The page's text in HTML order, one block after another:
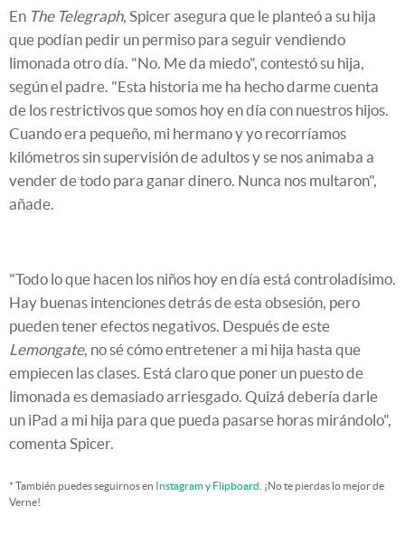
En The Telegraph, Spicer asegura que le planteó a su hija
que podían pedir un permiso para seguir vendiendo
limonada otro día. "No. Me da miedo", contestó su hija,
según el padre. "Esta historia me ha hecho darme cuenta
de los restrictivos que somos hoy en día con nuestros hijos.
Cuando era pequeño, mi hermano y yo recorríamos
kilómetros sin supervisión de adultos y se nos animaba a
vender de todo para ganar dinero. Nunca nos multaron",
añade.
"Todo lo que hacen los niños hoy en día está controladísimo.
Hay buenas intenciones detrás de esta obsesión, pero
pueden tener efectos negativos. Después de este
Lemongate, no sé cómo entretener a mi hija hasta que
empiecen las clases. Está claro que poner un puesto de
limonada es demasiado arriesgado. Quizá debería darle
un iPad a mi hija para que pueda pasarse horas mirándolo",
comenta Spicer.
* También puedes seguirnos en Instagramy Flipboard . ¡No te pierdas lo mejor de
Verne!